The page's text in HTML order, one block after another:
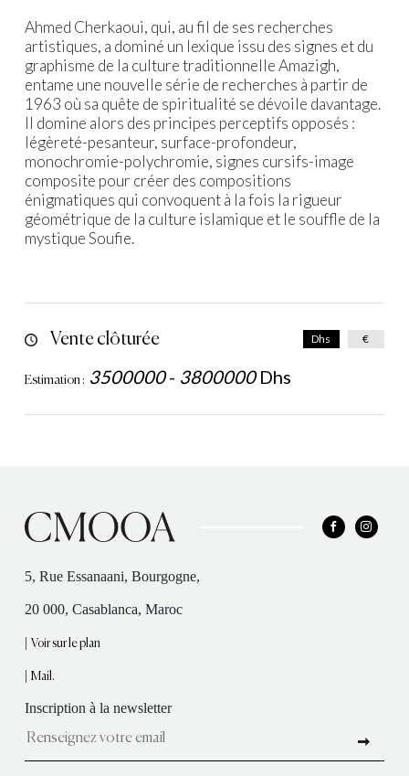
Ahmed Cherkaoui, qui, au fil de ses recherches
artistiques, a dominé un lexique issu des signes et du
graphisme de la culture traditionnelle Amazigh,
entame une nouvelle série de recherches à partir de
1963 où sa quête de spiritualité se dévoile davantage.
Il domine alors des principes perceptifs opposés :
légèreté-pesanteur, surface-profondeur,
monochromie-polychromie, signes cursifs-image
composite pour créer des compositions
énigmatiques qui convoquent à la fois la rigueur
géométrique de la culture islamique et le souffle de la
mystique Soufie.
Vente clôturée
Estimation : 3500000- 3800000 Dhs
Dhs €
5, Rue Essanaani, Bourgogne,
20 000, Casablanca, Maroc
|Voir sur le plan
|Mail.
Inscription à la newsletter